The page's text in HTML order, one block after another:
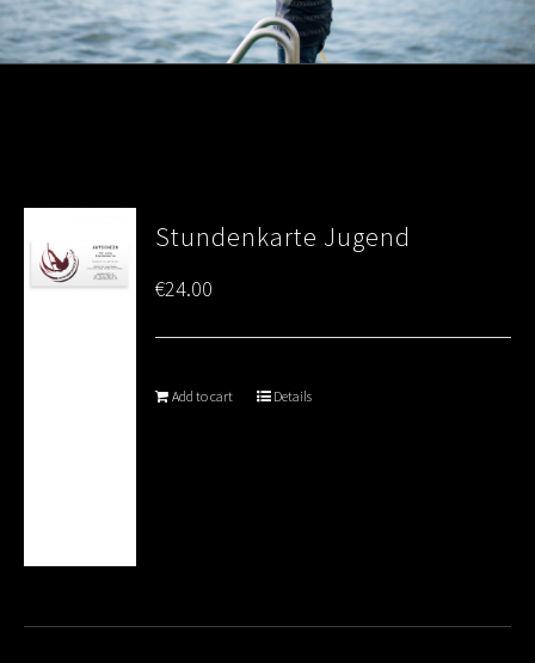
Stundenkarte Jugend
€24.00
Add to cart Details